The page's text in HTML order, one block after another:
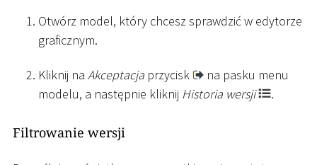
Otwórz model, który chcesz sprawdzić w edytorze
graficznym.
Kliknij na Akceptacja przycisk
na pasku menu
modelu, a następnie kliknij Historia wersji .
Filtrowanie wersji